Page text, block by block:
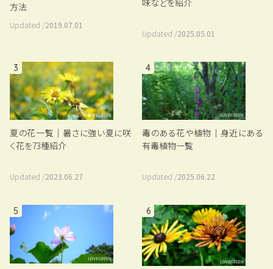
方法
Updated /2019.07.01
味などを紹介
Updated /2025.05.01
3
夏の花一覧｜暑さに強い夏に咲
く花を73種紹介
Updated /2023.06.27
4
毒のある花や植物｜身近にある
有毒植物一覧
Updated /2025.06.22
5 6